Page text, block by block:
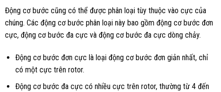
Động cơ bước cũng có thể được phân loại tùy thuộc vào cực của
chúng. Các động cơ bước phân loại này bao gồm động cơ bước đơn
cực, động cơ bước đa cực và động cơ bước đa cực dòng chảy.
Động cơ bước đơn cực là loại động cơ bước đơn giản nhất, chỉ
có một cực trên rotor.
Động cơ bước đa cực có nhiều cực trên rotor, thường từ 4 đến